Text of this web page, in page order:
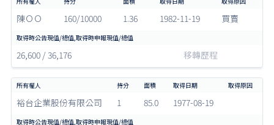
陳ＯＯ 160/10000 1.36 1982-11-19 買賣
26,600 / 36,176 移轉歷程
裕台企業股份有限公司 1 85.0 1977-08-19